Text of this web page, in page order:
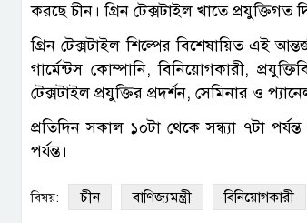
করছে চীন। গ্রিন টেক্সটাইল খাতে
গ্রিন টেক্সটাইল শিল্পের বিশেষায়িত এই
গার্মেন্টস কোম্পানি, বিনিয়োগকারী,
টেক্সটাইল প্রযুক্তির প্রদর্শন, সেমিনার ও
প্রতিদিন সকাল ১০টা থেকে সন্ধ্যা ৭টা
পর্যন্ত।
বিষয়: চীন বাণিজ্যমন্ত্রী বিনিয়োগকারী